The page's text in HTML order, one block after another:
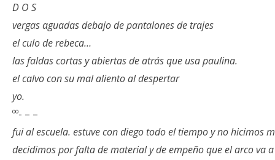
D O S
vergas aguadas debajo de pantalones de trajes
el culo de rebeca…
las faldas cortas y abiertas de atrás que usa paulina.
el calvo con su mal aliento al despertar
yo.
ºº- – –
fui al escuela. estuve con diego todo el tiempo y no hicimos
decidimos por falta de material y de empeño que el arco va